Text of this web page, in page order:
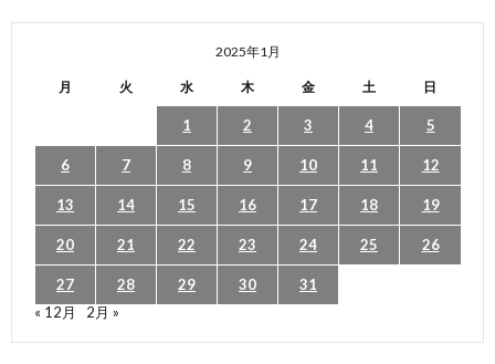
2025年1月
月 火 水 木 金 土 日
1 2 3 4 5
6 7 8 9 10 11 12
13 14 15 16 17 18 19
20 21 22 23 24 25 26
27 28 29 30
31
« 12月
2月 »